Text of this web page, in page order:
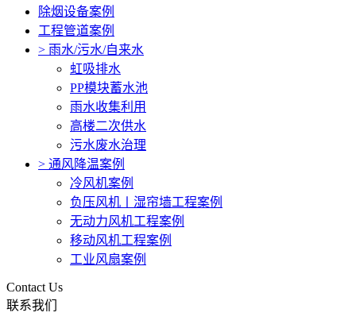
除烟设备案例
工程管道案例
> 雨水/污水/自来水
虹吸排水
PP模块蓄水池
雨水收集利用
高楼二次供水
污水废水治理
> 通风降温案例
冷风机案例
负压风机〡湿帘墙工程案例
无动力风机工程案例
移动风机工程案例
工业风扇案例
Contact Us
联系我们